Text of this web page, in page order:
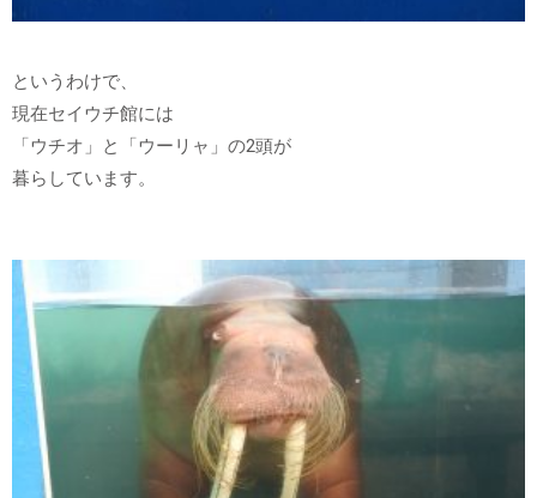
というわけで、
現在セイウチ館には
「ウチオ」と「ウーリャ」の2頭が
暮らしています。